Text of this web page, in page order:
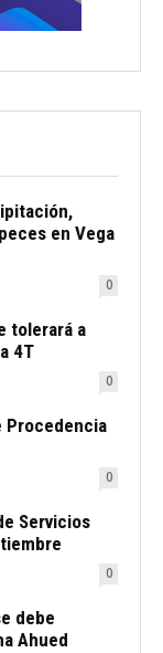
en Vega
0
tolerará a
4T
0
Procedencia
0
Servicios
0
debe
Ahued